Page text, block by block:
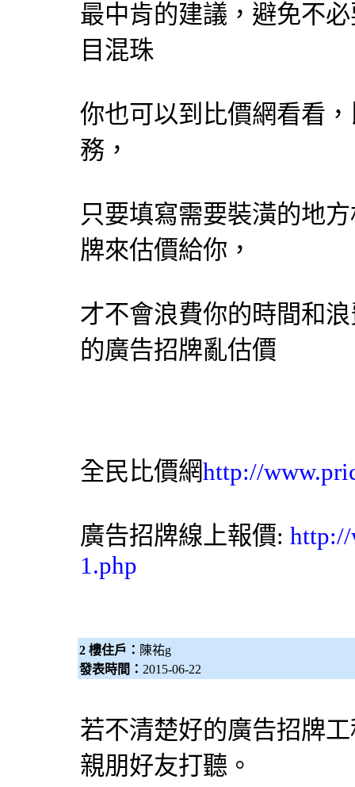
最中肯的建議，避免不
目混珠
你也可以到比價網看看
務，
只要填寫需要裝潢的地
牌來估價給你，
才不會浪費你的時間和
的廣告招牌亂估價
全民比價網http://
廣告招牌線上報價: http://
1.php
2 樓住戶： 陳祐g
發表時間： 2015-06-22
若不清楚好的廣告招牌
親朋好友打聽。